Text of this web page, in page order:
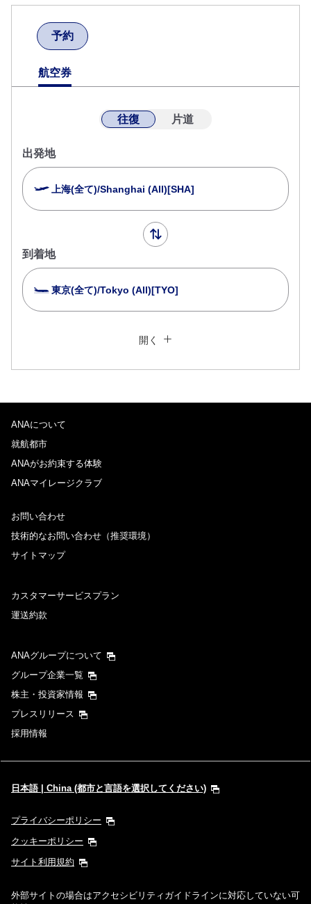
予約
航空券
往復 片道
出発地
上海(全て)/Shanghai (All)[SHA]
到着地
東京(全て)/Tokyo (All)[TYO]
運賃タイプ指定なし
往路出発日および時間帯
日付を選択
経由地および乗り継ぎ所要時間を追加する
復路出発日および時間帯
時間帯指定なし
経由地および乗り継ぎ所要時間を追加する
プロモーションコードについて
前後3日の運賃を検索
・表示金額は選択いただいた条件でのもっともおトクな運賃となりま
開く
ANAについて
就航都市
ANAがお約束する体験
ANAマイレージクラブ
お問い合わせ
技術的なお問い合わせ（推奨環境）
サイトマップ
カスタマーサービスプラン
運送約款
ANAグループについて
グループ企業一覧
株主・投資家情報
プレスリリース
採用情報
日本語 | China (都市と言語を選択してください)
プライバシーポリシー
クッキーポリシー
サイト利用規約
外部サイトの場合はアクセシビリティガイドラインに対応していない可